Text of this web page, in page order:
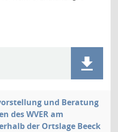
und Beratung
des WVER am
der Ortslage Beeck